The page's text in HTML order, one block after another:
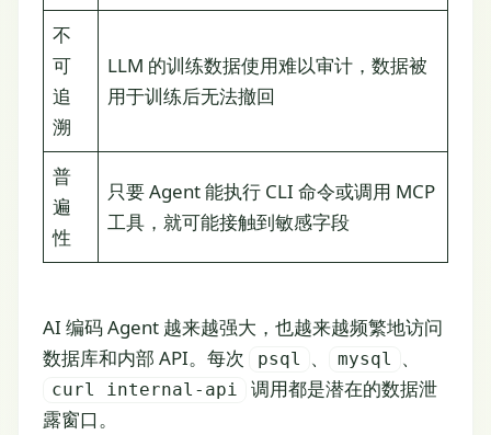
不
可
追
溯
LLM 的训练数据使用难以审计，数据被
用于训练后无法撤回
普
遍
性
只要 Agent 能执行 CLI 命令或调用 MCP
工具，就可能接触到敏感字段
AI 编码 Agent 越来越强大，也越来越频繁地访问
数据库和内部 API。每次
psql 、 mysql 、
curl internal-api
调用都是潜在的数据泄
露窗口。